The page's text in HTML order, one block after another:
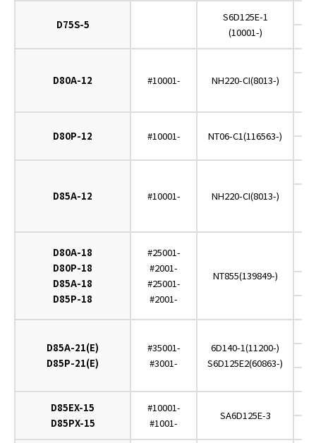
D75S-5
S6D125E-1
(10001-)
D80A-12 #10001-
NH220-CI(8013-)
D80P-12 #10001- NT06-C1(116563-)
D85A-12 #10001-
NH220-CI(8013-)
D80A-18
D80P-18
D85A-18
D85P-18
#25001-
#2001-
#25001-
#2001-
NT855(139849-)
D85A-21(E)
D85P-21(E)
#35001-
#3001-
6D140-1(11200-)
S6D125E2(60863-)
D85EX-15
D85PX-15
#10001-
#1001-
SA6D125E-3